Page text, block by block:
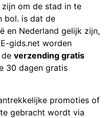
om de stad in te
bol. is dat de
en Nederland gelijk zijn,
gids.net worden
verzending gratis
30 dagen gratis
promoties of
gebracht wordt via